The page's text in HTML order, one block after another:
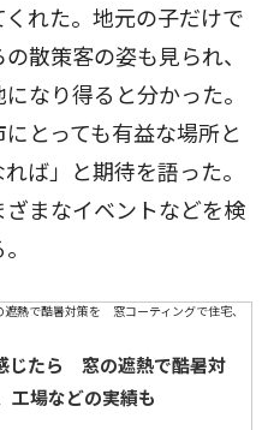
れた。地元の子だけで
散策客の姿も見られ、
なり得ると分かった。
とっても有益な場所と
ば」と期待を語った。
まなイベントなどを検
じたら 窓の遮熱で酷暑対
場などの実績も